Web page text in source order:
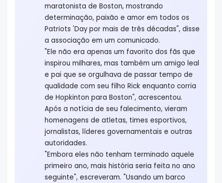
maratonista de Boston, mostrando
determinação, paixão e amor em todos os
Patriots 'Day por mais de três décadas", disse
a associação em um comunicado.
"Ele não era apenas um favorito dos fãs que
inspirou milhares, mas também um amigo leal
e pai que se orgulhava de passar tempo de
qualidade com seu filho Rick enquanto corria
de Hopkinton para Boston", acrescentou.
Após a notícia de seu falecimento, vieram
homenagens de atletas, times esportivos,
jornalistas, líderes governamentais e outras
autoridades.
"Embora eles não tenham terminado aquele
primeiro ano, mais história seria feita no ano
seguinte", escreveram. "Usando um barco